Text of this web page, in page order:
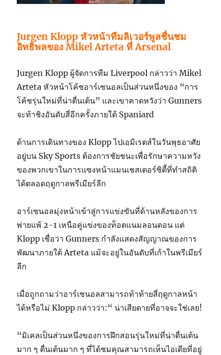
Jurgen Klopp หัวหน้าทีมลิเวอร์พูลชื่นชม
อิทธิพลของ Mikel Arteta ที่ Arsenal
Jurgen Klopp ผู้จัดการทีม Liverpool กล่าวว่า Mikel
Arteta หัวหน้าโค้ชอาร์เซนอลเป็นส่วนหนึ่งของ “การ
โค้ชรุ่นใหม่ที่น่าตื่นเต้น” และเขาคาดหวังว่า Gunners
จะท้าชิงอันดับสี่อีกครั้งภายใต้ Spaniard
ด้านการเดินทางของ Klopp ไปเอมิเรตส์ในวันพุธอาศัย
อยู่บน Sky Sports ต้องการชัยชนะเพื่อรักษาความหวัง
ของพวกเขาในการแซงหน้าแมนเชสเตอร์ซิตี้ที่ทำสถิติ
ได้ตลอดฤดูกาลพรีเมียร์ลีก
อาร์เซนอลมุ่งหน้าเข้าสู่การแข่งขันที่ด้านหลังของการ
พ่ายแพ้ 2-1 เหนือคู่แข่งของท็อตแนมลอนดอน แต่
Klopp เชื่อว่า Gunners กำลังแสดงสัญญาณของการ
พัฒนาภายใต้ Arteta แม้จะอยู่ในอันดับที่เก้าในพรีเมียร์
ลีก
เมื่อถูกถามว่าอาร์เซนอลสามารถท้าท้ายสี่ฤดูกาลหน้า
ได้หรือไม่ Klopp กล่าวว่า:“ น่าเสียดายที่อาจจะใช่เลย!
“มิเคลเป็นส่วนหนึ่งของการฝึกสอนรุ่นใหม่ที่น่าตื่นเต้น
มาก ๆ ตื่นเต้นมาก ๆ ที่ได้ชมคุณสามารถเห็นไอเดียที่อยู่